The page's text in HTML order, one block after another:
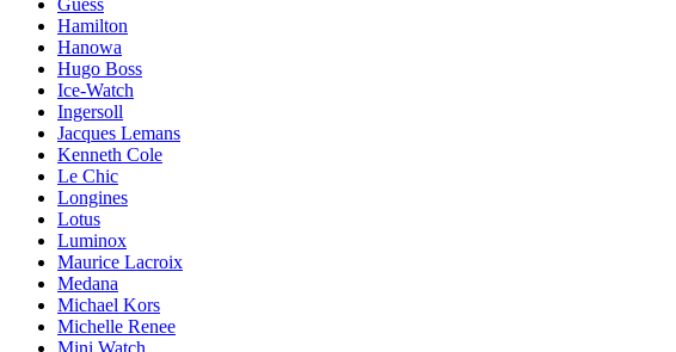
Guess
Hamilton
Hanowa
Hugo Boss
Ice-Watch
Ingersoll
Jacques Lemans
Kenneth Cole
Le Chic
Longines
Lotus
Luminox
Maurice Lacroix
Medana
Michael Kors
Michelle Renee
Mini Watch